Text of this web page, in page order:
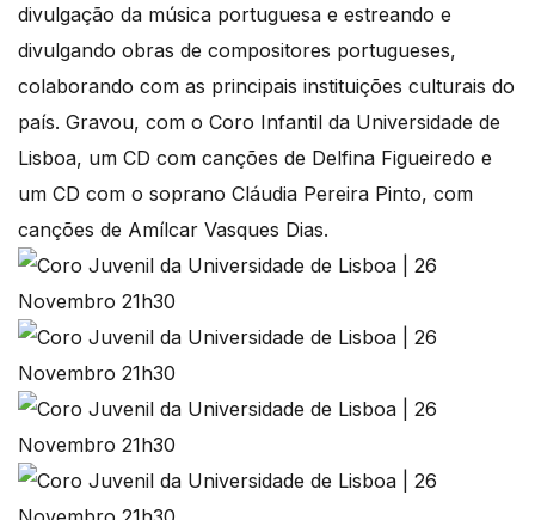
divulgação da música portuguesa e estreando e
divulgando obras de compositores portugueses,
colaborando com as principais instituições culturais do
país. Gravou, com o Coro Infantil da Universidade de
Lisboa, um CD com canções de Delfina Figueiredo e
um CD com o soprano Cláudia Pereira Pinto, com
canções de Amílcar Vasques Dias.